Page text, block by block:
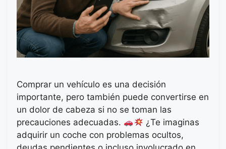
Comprar un vehículo es una decisión
importante, pero también puede convertirse en
un dolor de cabeza si no se toman las
precauciones adecuadas.
¿Te imaginas
adquirir un coche con problemas ocultos,